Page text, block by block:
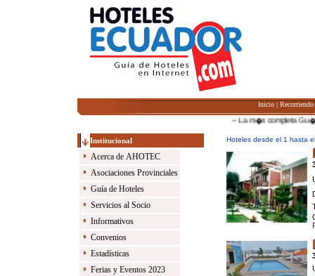
Inicio | Recorriendo
-- La m�s completa Gu��a
Institucional
Acerca de AHOTEC
Asociaciones Provinciales
Guía de Hoteles
Servicios al Socio
Informativos
Convenios
Estadísticas
Ferias y Eventos 2023
Hoteles desde el 1 hasta